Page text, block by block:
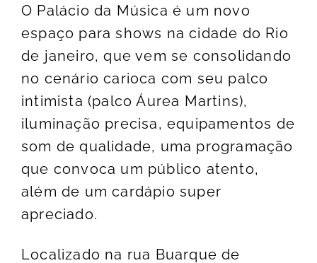
O Palácio da Música é um novo
espaço para shows na cidade do Rio
de janeiro, que vem se consolidando
no cenário carioca com seu palco
intimista (palco Áurea Martins),
iluminação precisa, equipamentos de
som de qualidade, uma programação
que convoca um público atento,
além de um cardápio super
apreciado.
Localizado na rua Buarque de